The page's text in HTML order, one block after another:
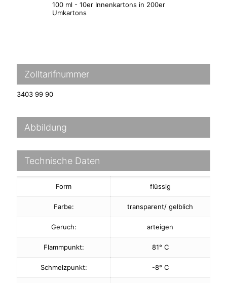
100 ml - 10er Innenkartons in 200er
Umkartons
Zolltarifnummer
3403 99 90
Abbildung
Technische Daten
Form flüssig
Farbe: transparent/ gelblich
Geruch: arteigen
Flammpunkt: 81° C
Schmelzpunkt: -8° C